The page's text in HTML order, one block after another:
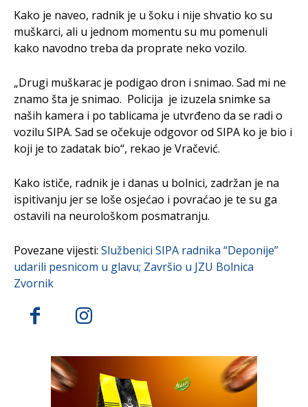
Kako je naveo, radnik je u šoku i nije shvatio ko su
muškarci, ali u jednom momentu su mu pomenuli
kako navodno treba da proprate neko vozilo.
„Drugi muškarac je podigao dron i snimao. Sad mi ne
znamo šta je snimao. Policija je izuzela snimke sa
naših kamera i po tablicama je utvrđeno da se radi o
vozilu SIPA. Sad se očekuje odgovor od SIPA ko je bio i
koji je to zadatak bio“, rekao je Vračević.
Kako ističe, radnik je i danas u bolnici, zadržan je na
ispitivanju jer se loše osjećao i povraćao je te su ga
ostavili na neurološkom posmatranju.
Povezane vijesti: Službenici SIPA radnika “Deponije”
udarili pesnicom u glavu; Završio u JZU Bolnica
Zvornik